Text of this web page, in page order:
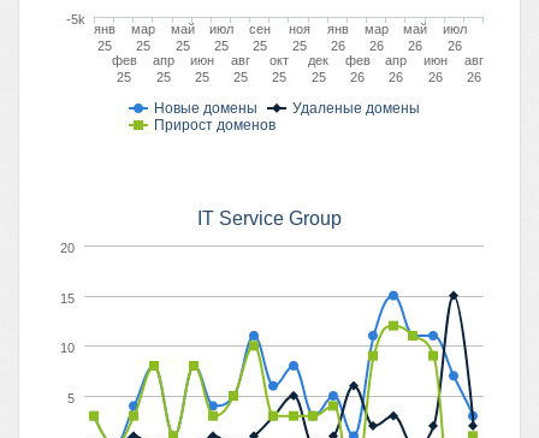
Новые домены
Удаленые домены
Прирост доменов
янв
25
фев
25
мар
25
апр
25
май
25
июн
25
июл
25
авг
25
сен
25
окт
25
ноя
25
дек
25
янв
26
фев
26
мар
26
апр
26
май
26
июн
26
июл
26
авг
26
-5k
IT Service Group
5
10
15
20